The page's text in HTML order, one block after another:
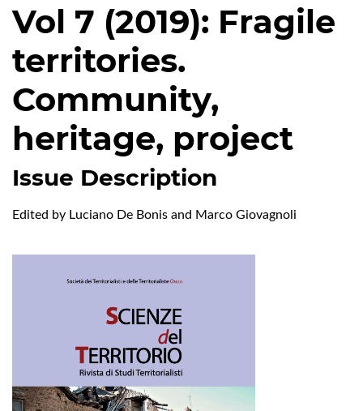
Vol 7 (2019): Fragile
territories.
Community,
heritage, project
Issue Description
Edited by Luciano De Bonis and Marco Giovagnoli